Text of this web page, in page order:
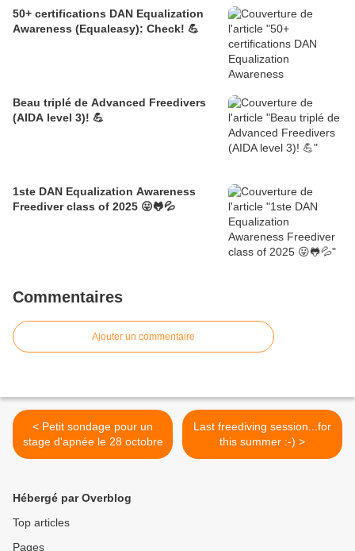
50+ certifications DAN Equalization
Awareness (Equaleasy): Check! 💪
Beau triplé de Advanced Freedivers
(AIDA level 3)! 💪
1ste DAN Equalization Awareness
Freediver class of 2025 😛🐸💦
Commentaires
Ajouter un commentaire
< Petit sondage pour un
stage d'apnée le 28 octobre
Last freediving session...for
this summer :-) >
Hébergé par Overblog
Top articles
Pages